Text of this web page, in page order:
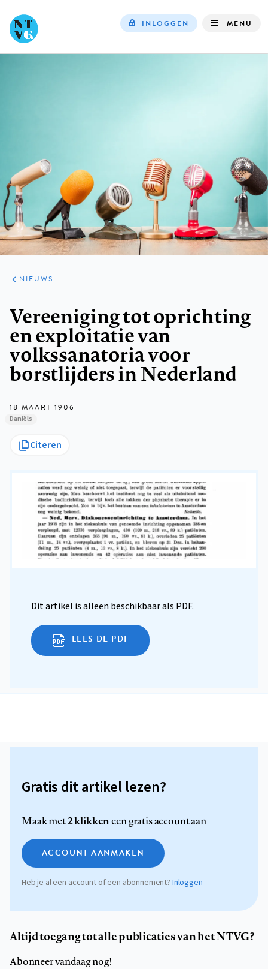
INLOGGEN MENU
ARTIKELEN
HET
KORT
NIEUWS
Vereeniging tot oprichting
en exploitatie van
volkssanatoria voor
borstlijders in Nederland
18 MAART 1906
Daniëls
Citeren
Dit artikel is alleen beschikbaar als PDF.
LEES DE PDF
Gratis dit artikel lezen?
Maak met2 klikkeneen gratis account aan
ACCOUNT AANMAKEN
Heb je al een account of een abonnement? Inloggen
Altijd toegang tot alle publicaties van het NTVG?
Abonneer vandaag nog!